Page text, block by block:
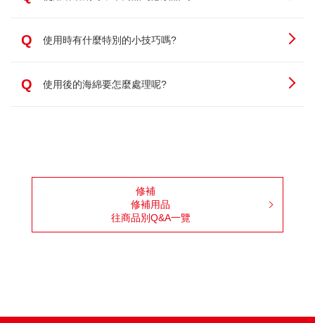
Q 使用時有什麼特別的小技巧嗎?
Q 使用後的海綿要怎麼處理呢?
修補
修補用品
往商品別Q&A一覽